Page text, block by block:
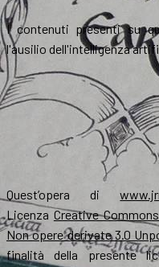
I contenuti presenti su
l'ausilio dell'intelligenza
Quest’opera di
Licenza Creative
Non opere derivate 3.0
finalità della presente